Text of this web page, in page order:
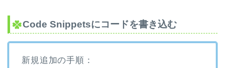
Code Snippetsにコードを書き込む
新規追加の手順：